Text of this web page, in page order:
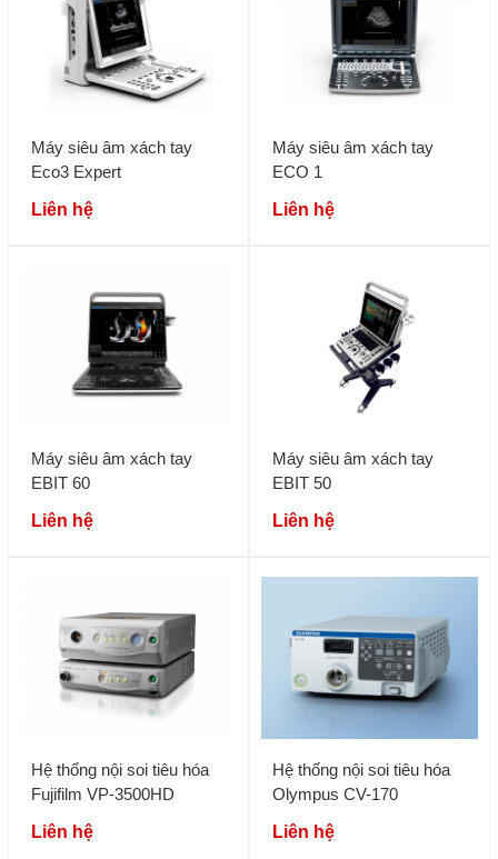
Máy siêu âm xách tay
Eco3 Expert
Liên hệ
Máy siêu âm xách tay
ECO 1
Liên hệ
Máy siêu âm xách tay
EBIT 60
Liên hệ
Máy siêu âm xách tay
EBIT 50
Liên hệ
Hệ thống nội soi tiêu hóa
Fujifilm VP-3500HD
Liên hệ
Hệ thống nội soi tiêu hóa
Olympus CV-170
Liên hệ